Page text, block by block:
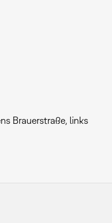
Brauerstraße, links